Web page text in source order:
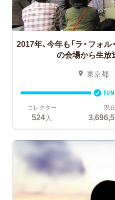
2017年、今年も「ラ・フォル
の会場から生放
東京都
コレクター
524 人
現在